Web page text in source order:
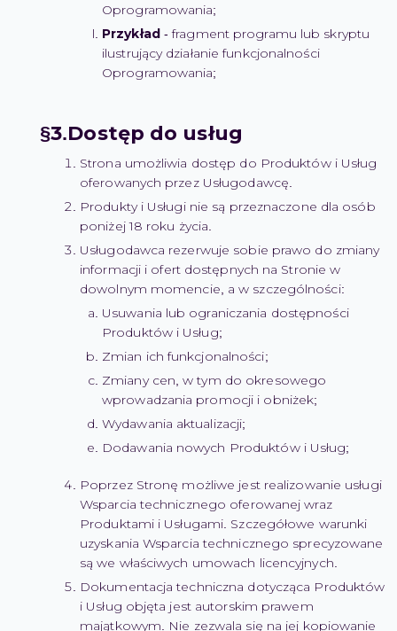
Oprogramowania;
Przykład - fragment programu lub skryptu
ilustrujący działanie funkcjonalności
Oprogramowania;
Dostęp do usług
Strona umożliwia dostęp do Produktów i Usług
oferowanych przez Usługodawcę.
Produkty i Usługi nie są przeznaczone dla osób
poniżej 18 roku życia.
Usługodawca rezerwuje sobie prawo do zmiany
informacji i ofert dostępnych na Stronie w
dowolnym momencie, a w szczególności:
Usuwania lub ograniczania dostępności
Produktów i Usług;
Zmian ich funkcjonalności;
Zmiany cen, w tym do okresowego
wprowadzania promocji i obniżek;
Wydawania aktualizacji;
Dodawania nowych Produktów i Usług;
Poprzez Stronę możliwe jest realizowanie usługi
Wsparcia technicznego oferowanej wraz
Produktami i Usługami. Szczegółowe warunki
uzyskania Wsparcia technicznego sprecyzowane
są we właściwych umowach licencyjnych.
Dokumentacja techniczna dotycząca Produktów
i Usług objęta jest autorskim prawem
majątkowym. Nie zezwala się na jej kopiowanie